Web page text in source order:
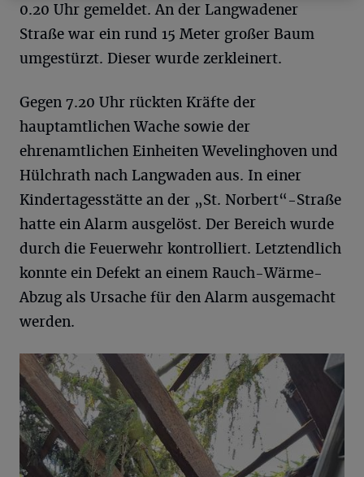
0.20 Uhr gemeldet. An der Langwadener
Straße war ein rund 15 Meter großer Baum
umgestürzt. Dieser wurde zerkleinert.
Gegen 7.20 Uhr rückten Kräfte der
hauptamtlichen Wache sowie der
ehrenamtlichen Einheiten Wevelinghoven und
Hülchrath nach Langwaden aus. In einer
Kindertagesstätte an der „St. Norbert“-Straße
hatte ein Alarm ausgelöst. Der Bereich wurde
durch die Feuerwehr kontrolliert. Letztendlich
konnte ein Defekt an einem Rauch-Wärme-
Abzug als Ursache für den Alarm ausgemacht
werden.